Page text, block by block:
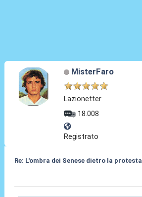
MisterFaro
Lazionetter
18.008
Registrato
Re: L'ombra dei Senese dietro la protesta